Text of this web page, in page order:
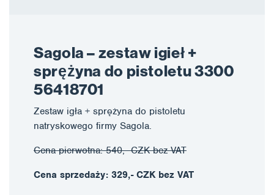
Sagola – zestaw igieł +
sprężyna do pistoletu 3300
56418701
Zestaw igła + sprężyna do pistoletu
natryskowego firmy Sagola.
Cena pierwotna: 540,- CZK bez VAT
Cena sprzedaży: 329,- CZK bez VAT